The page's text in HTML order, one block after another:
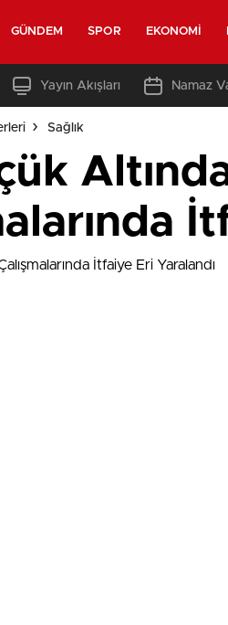
GÜNDEM SPOR EKONOMI
Yayın Akışları Namaz
Sağlık